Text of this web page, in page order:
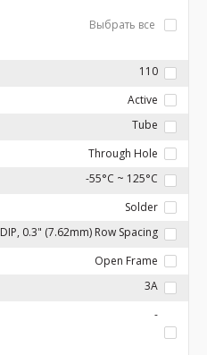
Выбрать все
110
Active
Tube
Through Hole
-55°C ~ 125°C
Solder
DIP, 0.3" (7.62mm) Row Spacing
Open Frame
3A
-